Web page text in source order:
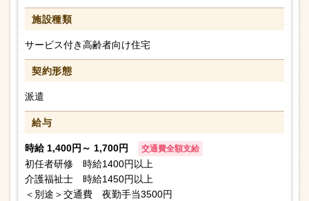
施設種類
サービス付き高齢者向け住宅
契約形態
派遣
給与
時給 1,400円～ 1,700円 交通費全額支給
初任者研修 時給1400円以上
介護福祉士 時給1450円以上
＜別途＞交通費 夜勤手当3500円